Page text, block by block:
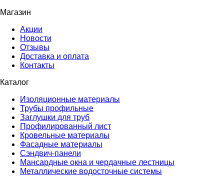
Магазин
Акции
Новости
Отзывы
Доставка и оплата
Контакты
Каталог
Изоляционные материалы
Трубы профильные
Заглушки для труб
Профилированный лист
Кровельные материалы
Фасадные материалы
Сэндвич-панели
Мансардные окна и чердачные лестницы
Металлические водосточные системы